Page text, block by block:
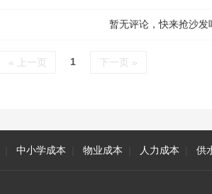
暂无评论，快来抢沙发
« 上一页 1 下一页 »
中小学成本 物业成本 人力成本 供